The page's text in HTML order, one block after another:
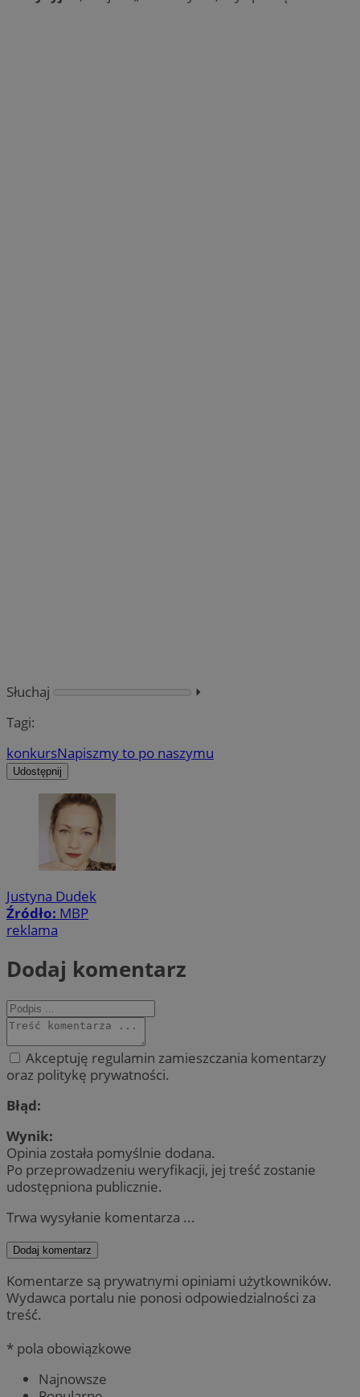
Słuchaj
⏵︎
Tagi:
konkursNapiszmy to po naszymu
Udostępnij
Justyna Dudek
Źródło: MBP
reklama
Dodaj komentarz
Akceptuję regulamin zamieszczania komentarzy
oraz politykę prywatności.
Błąd:
Wynik:
Opinia została pomyślnie dodana.
Po przeprowadzeniu weryfikacji, jej treść zostanie
udostępniona publicznie.
Trwa wysyłanie komentarza ...
Dodaj komentarz
Komentarze są prywatnymi opiniami użytkowników.
Wydawca portalu nie ponosi odpowiedzialności za
treść.
* pola obowiązkowe
Najnowsze